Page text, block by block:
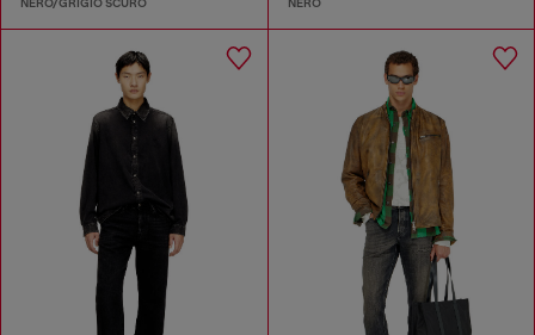
NERO/GRIGIO SCURO NERO